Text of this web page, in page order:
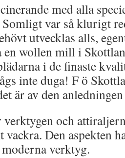
med alla
var så klurigt
utvecklas alls,
en wollen mill i
i de finaste
inte duga! F ö
är av den
verktygen och
vackra. Den aspekten
verktyg.